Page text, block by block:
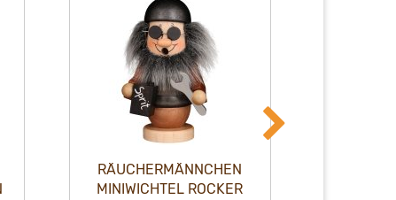
RÄUCHERMÄNNCHEN
MINIWICHTEL BRUMMBÄR